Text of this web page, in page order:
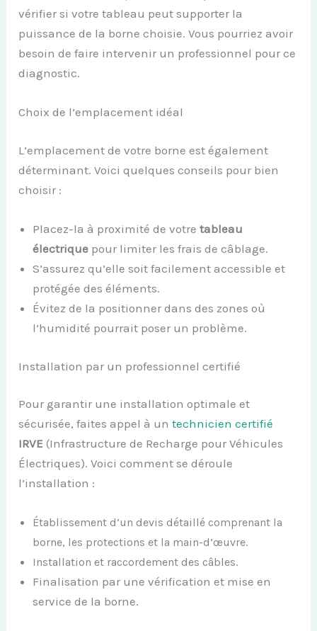
vérifier si votre tableau peut supporter la
puissance de la borne choisie. Vous pourriez avoir
besoin de faire intervenir un professionnel pour ce
diagnostic.
Choix de l’emplacement idéal
L’emplacement de votre borne est également
déterminant. Voici quelques conseils pour bien
choisir :
Placez-la à proximité de votretableau
électrique pour limiter les frais de câblage.
S’assurez qu’elle soit facilement accessible et
protégée des éléments.
Évitez de la positionner dans des zones où
l’humidité pourrait poser un problème.
Installation par un professionnel certifié
Pour garantir une installation optimale et
sécurisée, faites appel à untechnicien certifié
IRVE (Infrastructure de Recharge pour Véhicules
Électriques). Voici comment se déroule
l’installation :
Établissement d’un devis détaillé comprenant la
borne, les protections et la main-d’œuvre.
Installation et raccordement des câbles.
Finalisation par une vérification et mise en
service de la borne.